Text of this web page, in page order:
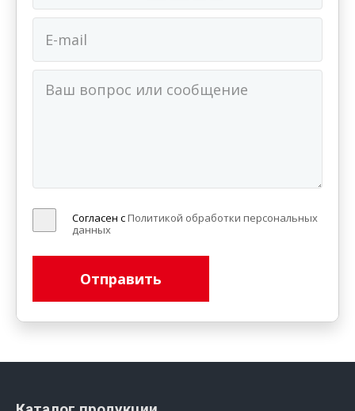
Согласен с Политикой обработки персональных
данных
Отправить